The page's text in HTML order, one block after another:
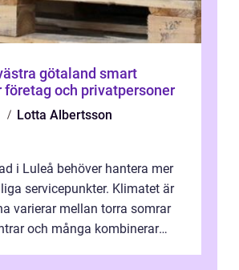
götaland smart
företag och privatpersoner
Lotta Albertsson
i Luleå behöver hantera mer
servicepunkter. Klimatet är
varierar mellan torra somrar
och många kombinerar